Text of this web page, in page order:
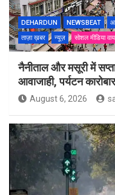
DEHARDUN NEWSBEAT
ताज़ा ख़बर
न्यूज़ सोशल मीडिया
नैनीताल और मसूरी में
आवाजाही, पर्यटन
August 6, 2026